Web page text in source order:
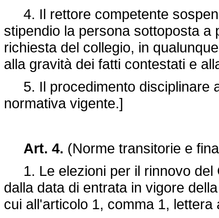
4. Il rettore competente
stipendio la persona sottoposta
richiesta del collegio, in
alla gravità dei fatti contestati e
5. Il procedimento disciplinare
normativa vigente.]
Art. 4. (Norme transitorie e
1. Le elezioni per il rinnovo del
dalla data di entrata in vigore
cui all'articolo 1, comma 1, lettera